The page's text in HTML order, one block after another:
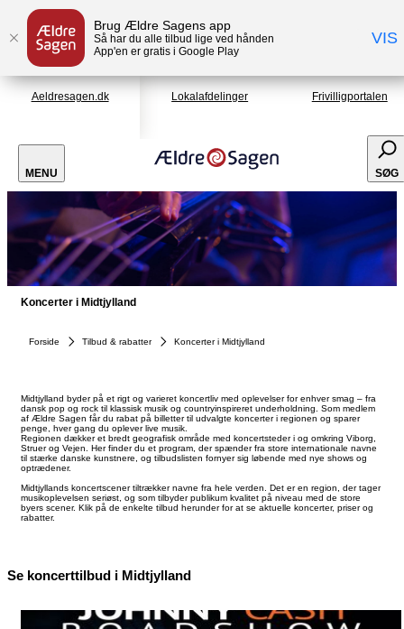
Brug Ældre Sagens app
Så har du alle tilbud lige ved hånden
App'en er gratis i Google Play
VIS
Aeldresagen.dk Lokalafdelinger Frivilligportalen
MENU SØG
Koncerter i Midtjylland
Forside Tilbud & rabatter Koncerter i Midtjylland
Midtjylland byder på et rigt og varieret koncertliv med oplevelser for enhver smag – fra
dansk pop og rock til klassisk musik og countryinspireret underholdning. Som medlem
af Ældre Sagen får du rabat på billetter til udvalgte koncerter i regionen og sparer
penge, hver gang du oplever live musik.
Regionen dækker et bredt geografisk område med koncertsteder i og omkring Viborg,
Struer og Vejen. Her finder du et program, der spænder fra store internationale navne
til stærke danske kunstnere, og tilbudslisten fornyer sig løbende med nye shows og
optrædener.
Midtjyllands koncertscener tiltrækker navne fra hele verden. Det er en region, der tager
musikoplevelsen seriøst, og som tilbyder publikum kvalitet på niveau med de store
byers scener. Klik på de enkelte tilbud herunder for at se aktuelle koncerter, priser og
rabatter.
Se koncerttilbud i Midtjylland